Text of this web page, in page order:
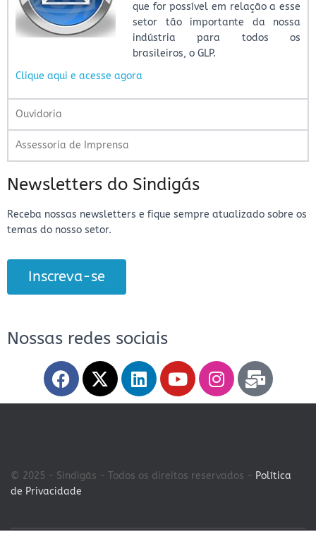
que for possível em relação a esse
setor tão importante da nossa
indústria para todos os
brasileiros, o GLP.
Clique aqui e acesse agora
Ouvidoria
Assessoria de Imprensa
Newsletters do Sindigás
Receba nossas newsletters e fique sempre atualizado sobre os
temas do nosso setor.
Inscreva-se
Nossas redes sociais
© 2025 - Sindigás - Todos os direitos reservados - Política
de Privacidade